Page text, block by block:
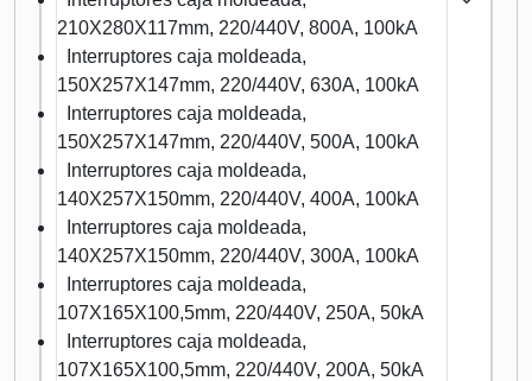
210X280X117mm, 220/440V, 800A, 100kA
Interruptores caja moldeada,
150X257X147mm, 220/440V, 630A, 100kA
Interruptores caja moldeada,
150X257X147mm, 220/440V, 500A, 100kA
Interruptores caja moldeada,
140X257X150mm, 220/440V, 400A, 100kA
Interruptores caja moldeada,
140X257X150mm, 220/440V, 300A, 100kA
Interruptores caja moldeada,
107X165X100,5mm, 220/440V, 250A, 50kA
Interruptores caja moldeada,
107X165X100,5mm, 220/440V, 200A, 50kA